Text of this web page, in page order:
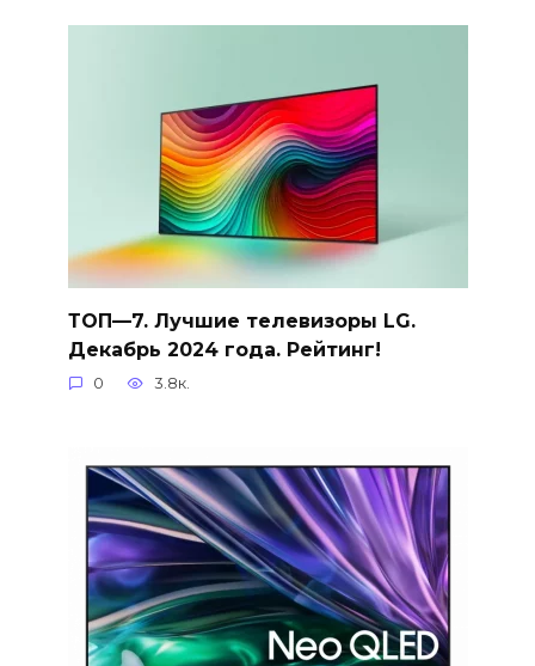
ТОП—7. Лучшие телевизоры LG.
Декабрь 2024 года. Рейтинг!
0 3.8к.